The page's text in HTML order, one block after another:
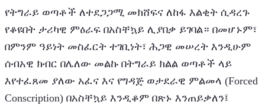
የትግራይ ወጣቶች ለተደጋጋሚ መክሸፍና ለከፋ እልቂት ሲዳረጉ
የቆዩበት ታሪካዊ ምዕራፍ በአስቸኳይ ሊያበቃ ይገባል። በመሆኑም፣
በምንም ዓይነት መስፈርት ተገቢነት፣ ሕጋዊ መሠረት እንዲሁም
ሰብአዊ ክብር በሌለው መልኩ በትግራይ ክልል ወጣቶች ላይ
እየተፈጸመ ያለው አፈና እና የግዳጅ ወታደራዊ ምልመላ (Forced
Conscription) በአስቸኳይ እንዲቆም በጽኑ እንጠይቃለን፤